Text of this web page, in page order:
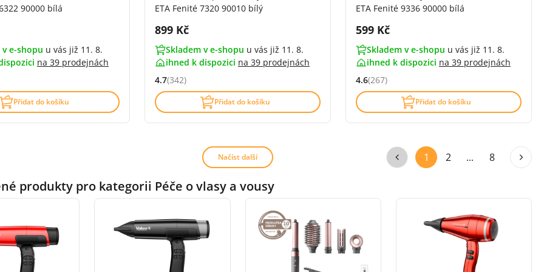
90000 bílá
e-shopu u vás již 11. 8.
na 39 prodejnách
z 5 (349 recenzí)
Přidat do košíku
ETA Fenité 7320 90010 bílý
Cena s DPH:
899 Kč
Skladem v e-shopu u vás již 11. 8.
ihned k dispozici na 39 prodejnách
Hodnocení: 4.7 z 5 (342 recenzí)
4.7(342)
Přidat do košíku
ETA Fenité 9336 90000 bílá
Cena s DPH:
599 Kč
Skladem v e-shopu u vás již 11. 8.
ihned k dispozici na 39 prodejnách
Hodnocení: 4.6 z 5 (267 recenzí)
4.6(267)
Přidat do košíku
Načíst další 1 2 ... 8
produkty pro kategorii Péče o vlasy a vousy